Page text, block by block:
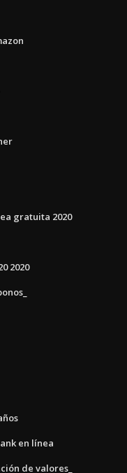
gratuita 2020
2020
en línea
de valores_